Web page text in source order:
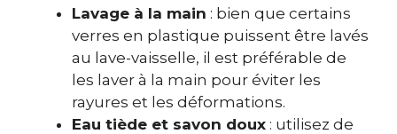
Lavage à la main : bien que certains
verres en plastique puissent être lavés
au lave-vaisselle, il est préférable de
les laver à la main pour éviter les
rayures et les déformations.
Eau tiède et savon doux : utilisez de